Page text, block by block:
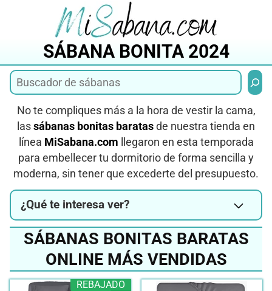
SÁBANA BONITA 2024
No te compliques más a la hora de vestir la cama,
las sábanas bonitas baratas de nuestra tienda en
línea MiSabana.com llegaron en esta temporada
para embellecer tu dormitorio de forma sencilla y
moderna, sin tener que excederte del presupuesto.
¿Qué te interesa ver?
SÁBANAS BONITAS BARATAS
ONLINE MÁS VENDIDAS
REBAJADO